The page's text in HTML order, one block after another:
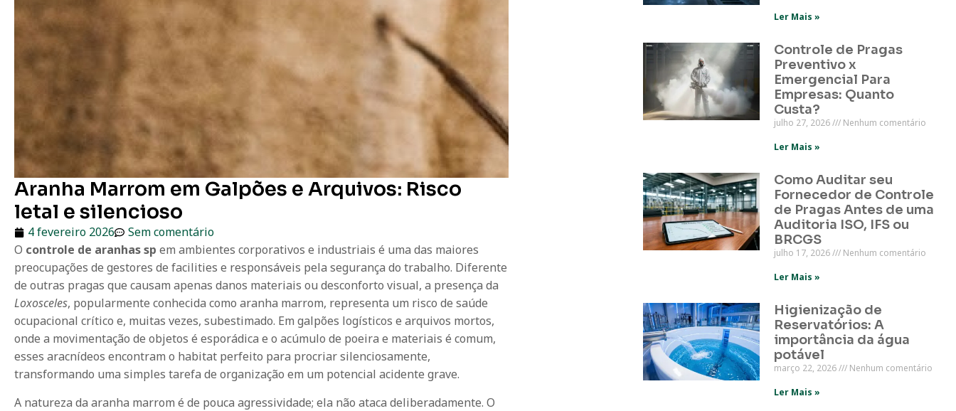
Aranha Marrom em Galpões e Arquivos: Risco
letal e silencioso
4 fevereiro 2026
Sem comentário
O controle de aranhas sp em ambientes corporativos e industriais é uma das maiores
preocupações de gestores de facilities e responsáveis pela segurança do trabalho. Diferente
de outras pragas que causam apenas danos materiais ou desconforto visual, a presença da
Loxosceles, popularmente conhecida como aranha marrom, representa um risco de saúde
ocupacional crítico e, muitas vezes, subestimado. Em galpões logísticos e arquivos mortos,
onde a movimentação de objetos é esporádica e o acúmulo de poeira e materiais é comum,
esses aracnídeos encontram o habitat perfeito para procriar silenciosamente,
transformando uma simples tarefa de organização em um potencial acidente grave.
A natureza da aranha marrom é de pouca agressividade; ela não ataca deliberadamente. O
Ler Mais »
Controle de Pragas
Preventivo x
Emergencial Para
Empresas: Quanto
Custa?
julho 27, 2026
Nenhum comentário
Ler Mais »
Como Auditar seu
Fornecedor de Controle
de Pragas Antes de uma
Auditoria ISO, IFS ou
BRCGS
julho 17, 2026
Nenhum comentário
Ler Mais »
Higienização de
Reservatórios: A
importância da água
potável
março 22, 2026
Nenhum comentário
Ler Mais »